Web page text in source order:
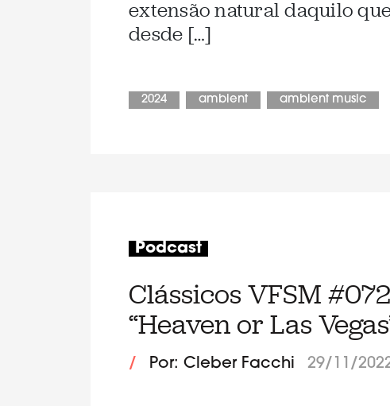
extensão natural daquilo
desde […]
2024 ambient ambient music
Podcast
Clássicos VFSM
“Heaven or Las
/ Por: Cleber Facchi 29/11/